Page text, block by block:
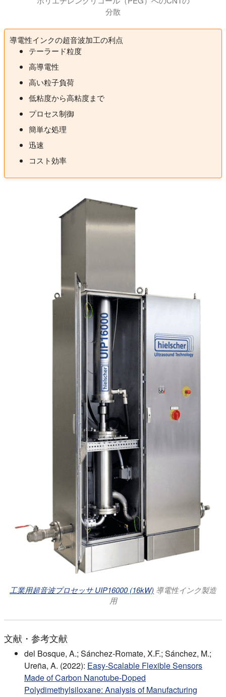
分散
導電性インクの超音波加工の利点
テーラード粒度
高導電性
高い粒子負荷
低粘度から高粘度まで
プロセス制御
簡単な処理
迅速
コスト効率
工業用超音波プロセッサ UIP16000 (16kW) 導電性インク製造
用
文献・参考文献
del Bosque, A.; Sánchez-Romate, X.F.; Sánchez, M.;
Ureña, A. (2022): Easy-Scalable Flexible Sensors
Made of Carbon Nanotube-Doped
Polydimethylsiloxane: Analysis of Manufacturing